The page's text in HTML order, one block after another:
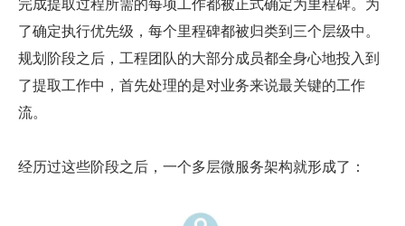
了确定执行优先级，每个里程碑都被归类到三个层级中。
规划阶段之后，工程团队的大部分成员都全身心地投入到
了提取工作中，首先处理的是对业务来说最关键的工作
流。
经历过这些阶段之后，一个多层微服务架构就形成了：